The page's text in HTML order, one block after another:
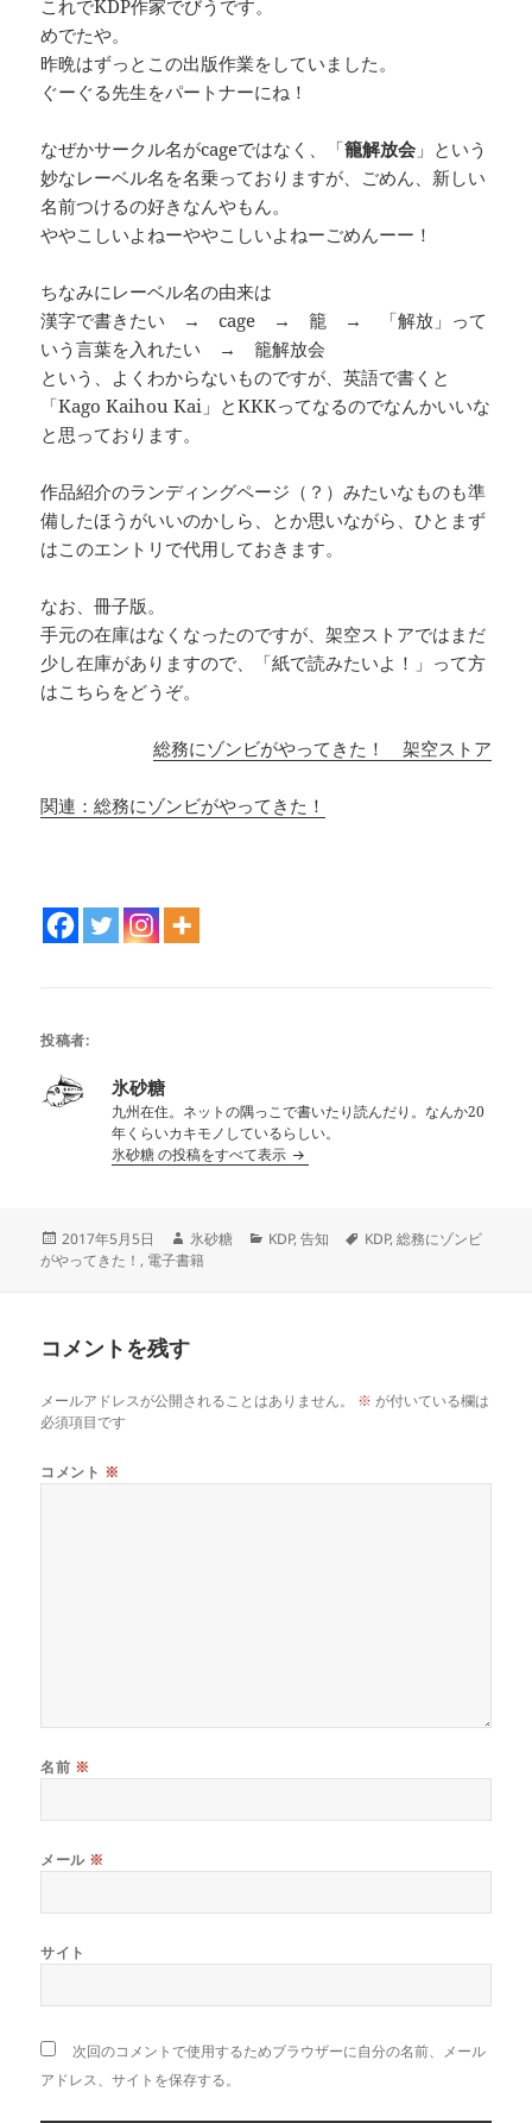
これでKDP作家でびうです。
めでたや。
昨晩はずっとこの出版作業をしていました。
ぐーぐる先生をパートナーにね！
なぜかサークル名がcageではなく、「籠解放会 」という
妙なレーベル名を名乗っておりますが、ごめん、新しい
名前つけるの好きなんやもん。
ややこしいよねーややこしいよねーごめんーー！
ちなみにレーベル名の由来は
漢字で書きたい → cage → 籠 → 「解放」って
いう言葉を入れたい → 籠解放会
という、よくわからないものですが、英語で書くと
「Kago Kaihou Kai」とKKKってなるのでなんかいいな
と思っております。
作品紹介のランディングページ（？）みたいなものも準
備したほうがいいのかしら、とか思いながら、ひとまず
はこのエントリで代用しておきます。
なお、冊子版。
手元の在庫はなくなったのですが、架空ストアではまだ
少し在庫がありますので、「紙で読みたいよ！」って方
はこちらをどうぞ。
総務にゾンビがやってきた！ 架空ストア
関連：総務にゾンビがやってきた！
投稿者:
氷砂糖
九州在住。ネットの隅っこで書いたり読んだり。なんか20
年くらいカキモノしているらしい。
氷砂糖 の投稿をすべて表示
投
稿
2017年5月5日
作
成
氷砂糖
カ
KDP,告知
タ
KDP,総務にゾンビ
がやってきた！ , 電子書籍
コメントを残す
メールアドレスが公開されることはありません。 ※ が付いている欄は
必須項目です
コメント ※
名前 ※
メール ※
サイト
次回のコメントで使用するためブラウザーに自分の名前、メール
アドレス、サイトを保存する。